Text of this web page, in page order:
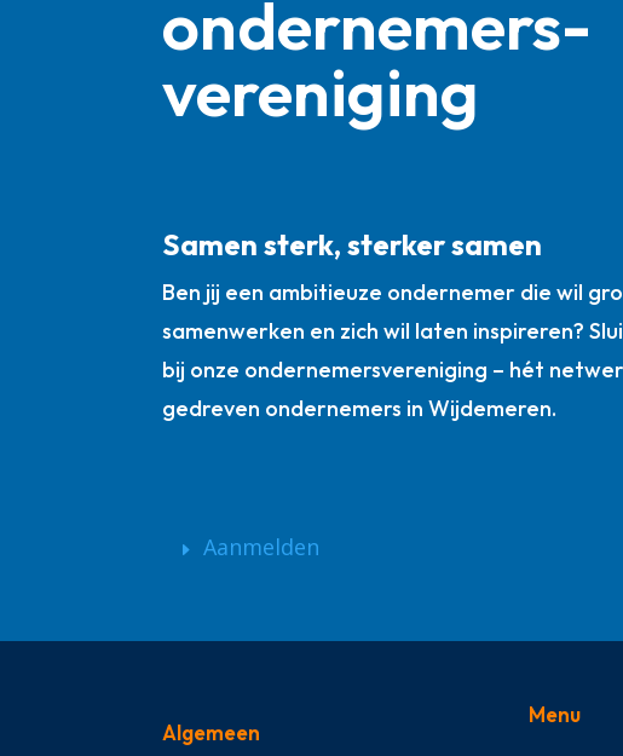
ondernemers­
vereniging
Samen sterk, sterker samen
Ben jij een ambitieuze ondernemer die wil
samenwerken en zich wil laten inspireren?
bij onze ondernemersvereniging – hét
gedreven ondernemers in Wijdemeren.
Aanmelden
Algemeen
Menu